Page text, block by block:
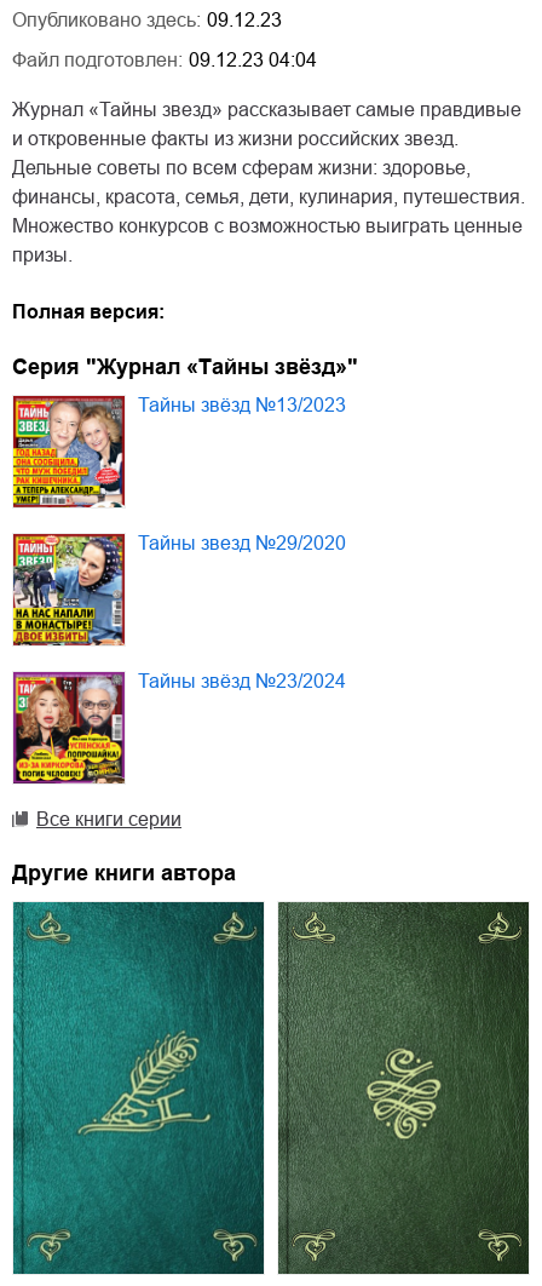
Опубликовано здесь: 09.12.23
Файл подготовлен: 09.12.23 04:04
Журнал «Тайны звезд» рассказывает самые правдивые
и откровенные факты из жизни российских звезд.
Дельные советы по всем сферам жизни: здоровье,
финансы, красота, семья, дети, кулинария, путешествия.
Множество конкурсов с возможностью выиграть ценные
призы.
Полная версия:
Серия "Журнал «Тайны звёзд»"
Тайны звёзд №13/2023
Тайны звезд №29/2020
Тайны звёзд №23/2024
Все книги серии
Другие книги автора